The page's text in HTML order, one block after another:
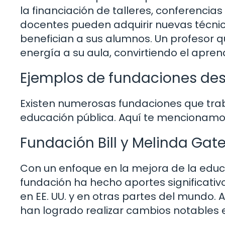
la financiación de talleres,
docentes pueden adquirir nuevas
benefician a sus alumnos. Un
energía a su aula, convirtiendo el
Ejemplos de fundaciones
Existen numerosas fundaciones que
educación pública. Aquí te
Fundación Bill y Melinda
Con un enfoque en la mejora de la
fundación ha hecho aportes
en EE. UU. y en otras partes del
han logrado realizar cambios notables